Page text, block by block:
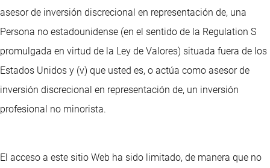
asesor de inversión discrecional en representación de, una
Persona no estadounidense (en el sentido de la Regulation S
promulgada en virtud de la Ley de Valores) situada fuera de los
Estados Unidos y (v) que usted es, o actúa como asesor de
inversión discrecional en representación de, un inversión
profesional no minorista.
El acceso a este sitio Web ha sido limitado, de manera que no